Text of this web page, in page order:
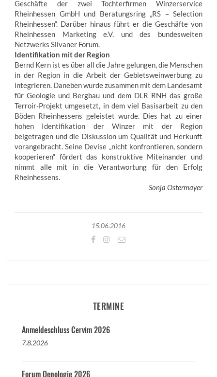
Geschäfte der zwei Tochterfirmen Winzerservice
Rheinhessen GmbH und Beratungsring „RS – Selection
Rheinhessen“. Darüber hinaus führt er die Geschäfte von
Rheinhessen Marketing e.V. und des bundesweiten
Netzwerks Silvaner Forum.
Identifikation mit der Region
Bernd Kern ist es über all die Jahre gelungen, die Menschen
in der Region in die Arbeit der Gebietsweinwerbung zu
integrieren. Daneben wurde zusammen mit dem Landesamt
für Geologie und Bergbau und dem DLR RNH das große
Terroir-Projekt umgesetzt, in dem viel Basisarbeit zu den
Böden Rheinhessens geleistet wurde. Dies hat zu einer
hohen Identifikation der Winzer mit der Region
beigetragen und die Diskussion um Qualität und Herkunft
vorangebracht. Seine Devise „nicht konfrontieren, sondern
kooperieren“ fördert das konstruktive Miteinander und
nimmt alle mit in die Verantwortung für den Erfolg
Rheinhessens.
Sonja Ostermayer
15.06.2016
TERMINE
Anmeldeschluss Cervim 2026
7.8.2026
Forum Oenologie 2026